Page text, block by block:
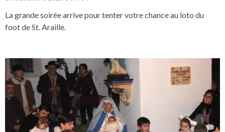
La grande soirée arrive pour tenter votre chance au loto du
foot de St. Araille.